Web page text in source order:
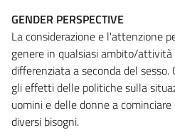
GENDER PERSPECTIVE
La considerazione e l'attenzione
genere in qualsiasi ambito/
differenziata a seconda del
gli effetti delle politiche sulla
uomini e delle donne a
diversi bisogni.